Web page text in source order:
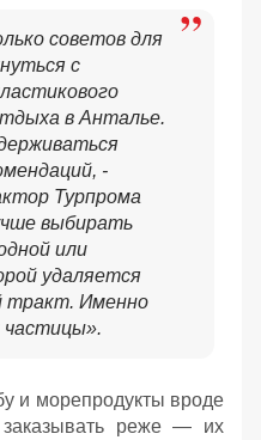
советов для
с
в Анталье.
-
Турпрома
выбирать
или
удаляется
тракт. Именно
и морепродукты вроде
реже — их